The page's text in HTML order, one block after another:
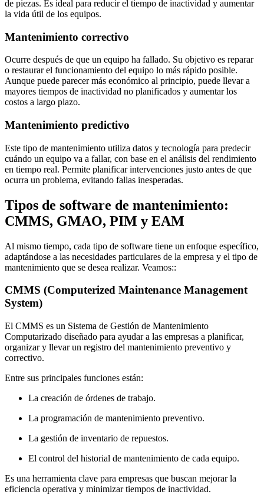
de piezas. Es ideal para reducir el tiempo de inactividad y aumentar
la vida útil de los equipos.
Mantenimiento correctivo
Ocurre después de que un equipo ha fallado. Su objetivo es reparar
o restaurar el funcionamiento del equipo lo más rápido posible.
Aunque puede parecer más económico al principio, puede llevar a
mayores tiempos de inactividad no planificados y aumentar los
costos a largo plazo.
Mantenimiento predictivo
Este tipo de mantenimiento utiliza datos y tecnología para predecir
cuándo un equipo va a fallar, con base en el análisis del rendimiento
en tiempo real. Permite planificar intervenciones justo antes de que
ocurra un problema, evitando fallas inesperadas.
Tipos de software de mantenimiento:
CMMS, GMAO, PIM y EAM
Al mismo tiempo, cada tipo de software tiene un enfoque específico,
adaptándose a las necesidades particulares de la empresa y el tipo de
mantenimiento que se desea realizar. Veamos::
CMMS (Computerized Maintenance Management
System)
El CMMS es un Sistema de Gestión de Mantenimiento
Computarizado diseñado para ayudar a las empresas a planificar,
organizar y llevar un registro del mantenimiento preventivo y
correctivo.
Entre sus principales funciones están:
La creación de órdenes de trabajo.
La programación de mantenimiento preventivo.
La gestión de inventario de repuestos.
El control del historial de mantenimiento de cada equipo.
Es una herramienta clave para empresas que buscan mejorar la
eficiencia operativa y minimizar tiempos de inactividad.